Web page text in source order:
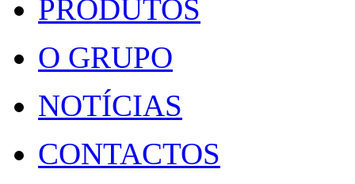
PRODUTOS
O GRUPO
NOTÍCIAS
CONTACTOS